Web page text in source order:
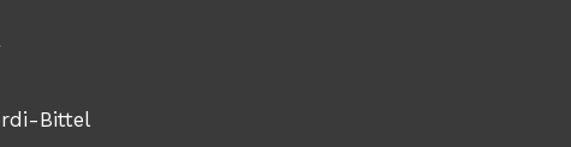
Bittel